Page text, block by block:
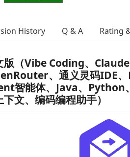
History Q & A Rating
版（Vibe Coding、
、通义灵码IDE
智能体、Java、Python
文、编码编程助手）